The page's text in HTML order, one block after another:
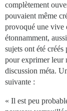
complètement
pouvaient même
provoqué une vive
étonnamment,
sujets ont été
pour exprimer leur
discussion méta.
suivante :
« Il est peu